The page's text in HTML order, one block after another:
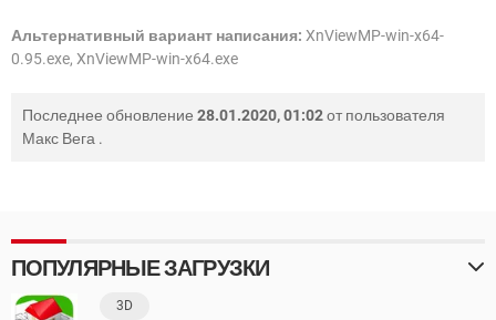
Альтернативный вариант написания: XnViewMP-win-x64-
0.95.exe, XnViewMP-win-x64.exe
Последнее обновление 28.01.2020, 01:02от пользователя
Макс Вега .
ПОПУЛЯРНЫЕ ЗАГРУЗКИ
3D